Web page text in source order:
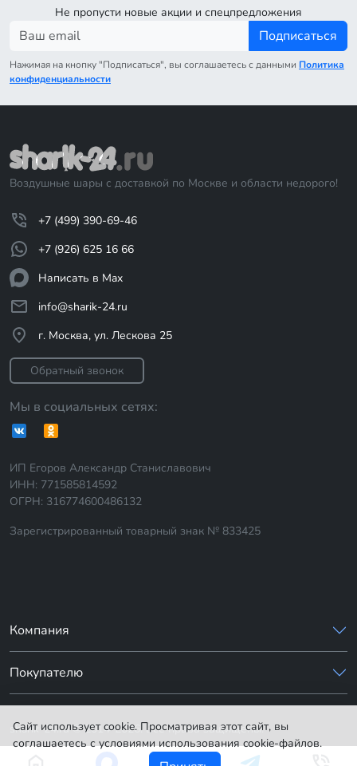
Не пропусти новые акции и спецпредложения
Подписаться
Нажимая на кнопку "Подписаться", вы соглашаетесь с данными Политика
конфиденциальности
Воздушные шары с доставкой по Москве и области недорого!
+7 (499) 390-69-46
+7 (926) 625 16 66
Написать в Max
info@sharik-24.ru
г. Москва, ул. Лескова 25
Обратный звонок
Мы в социальных сетях:
ИП Егоров Александр Станиславович
ИНН: 771585814592
ОГРН: 316774600486132
Зарегистрированный товарный знак № 833425
Компания
Покупателю
sharik-24.ru © 2014-2026. Все права защищены.
Сайт использует cookie. Просматривая этот сайт, вы
соглашаетесь с условиями использования cookie-файлов.